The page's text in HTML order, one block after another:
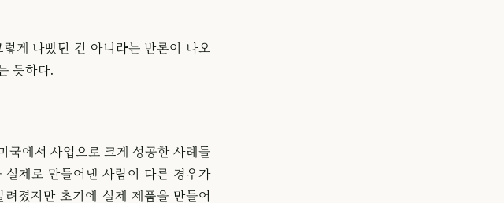
게 나빴던 건 아니라는 반론이 나오
듯하다.
국에서 사업으로 크게 성공한 사례들
제로 만들어낸 사람이 다른 경우가
졌지만 초기에 실제 제품을 만들어